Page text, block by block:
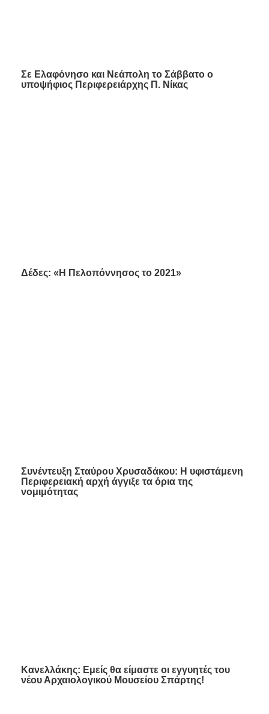
Σε Ελαφόνησο και Νεάπολη το Σάββατο ο
υποψήφιος Περιφερειάρχης Π. Νίκας
Δέδες: «Η Πελοπόννησος το 2021»
Συνέντευξη Σταύρου Χρυσαδάκου: H υφιστάμενη
Περιφερειακή αρχή άγγιξε τα όρια της
νομιμότητας
Κανελλάκης: Εμείς θα είμαστε οι εγγυητές του
νέου Αρχαιολογικού Μουσείου Σπάρτης!